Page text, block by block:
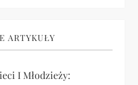
ARTYKUŁY
I Młodzieży: